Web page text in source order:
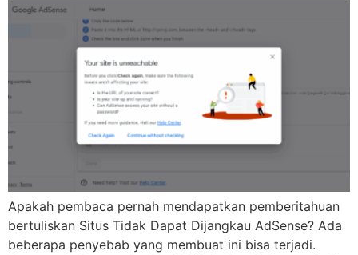
Apakah pembaca pernah mendapatkan pemberitahuan
bertuliskan Situs Tidak Dapat Dijangkau AdSense? Ada
beberapa penyebab yang membuat ini bisa terjadi.